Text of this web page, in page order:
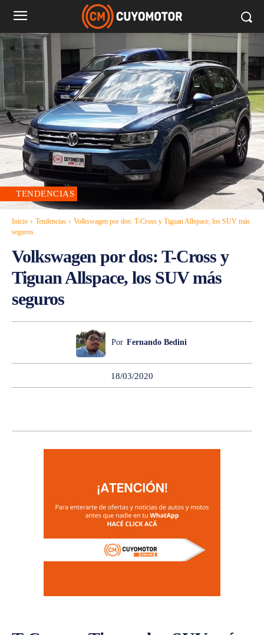
TENDENCIAS
Inicio Tendencias
Volkswagen por dos: T-Cross y Tiguan Allspace, los SUV más
seguros
Volkswagen por dos: T-Cross y
Tiguan Allspace, los SUV más
seguros
Por Fernando Bedini
18/03/2020